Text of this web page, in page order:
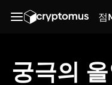
점
궁극의